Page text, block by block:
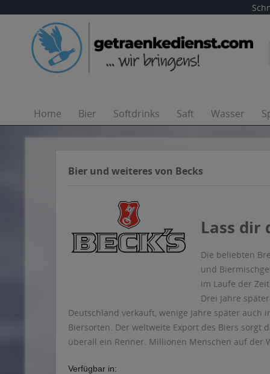
Home Bier Softdrinks Saft Wasser
Bier und weiteres von Becks
Lass dir
Die beliebten
und
im Laufe der
Drei Jahre
Deutschland verkauft, wenige Jahre später
Biersorten. Der weltweite Export des Biers sorgt
überall ein Renner. Millionen Menschen auf der
Verfügbar in: